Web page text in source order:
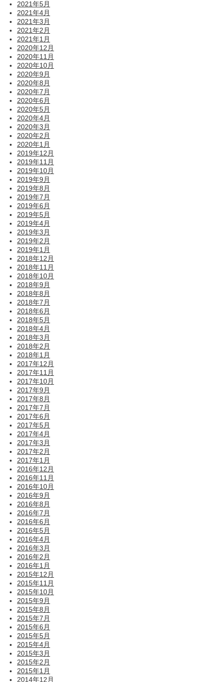
2021年5月
2021年4月
2021年3月
2021年2月
2021年1月
2020年12月
2020年11月
2020年10月
2020年9月
2020年8月
2020年7月
2020年6月
2020年5月
2020年4月
2020年3月
2020年2月
2020年1月
2019年12月
2019年11月
2019年10月
2019年9月
2019年8月
2019年7月
2019年6月
2019年5月
2019年4月
2019年3月
2019年2月
2019年1月
2018年12月
2018年11月
2018年10月
2018年9月
2018年8月
2018年7月
2018年6月
2018年5月
2018年4月
2018年3月
2018年2月
2018年1月
2017年12月
2017年11月
2017年10月
2017年9月
2017年8月
2017年7月
2017年6月
2017年5月
2017年4月
2017年3月
2017年2月
2017年1月
2016年12月
2016年11月
2016年10月
2016年9月
2016年8月
2016年7月
2016年6月
2016年5月
2016年4月
2016年3月
2016年2月
2016年1月
2015年12月
2015年11月
2015年10月
2015年9月
2015年8月
2015年7月
2015年6月
2015年5月
2015年4月
2015年3月
2015年2月
2015年1月
2014年12月